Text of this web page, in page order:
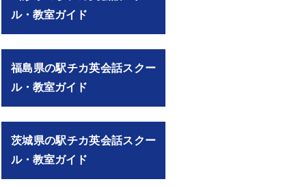
ル・教室ガイド
福島県の駅チカ英会話スクー
ル・教室ガイド
茨城県の駅チカ英会話スクー
ル・教室ガイド